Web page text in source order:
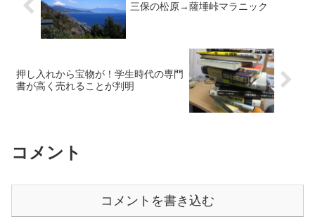
三保の松原→薩埵峠マラニック
押し入れから宝物が！学生時代の専門
書が高く売れることが判明
コメント
コメントを書き込む